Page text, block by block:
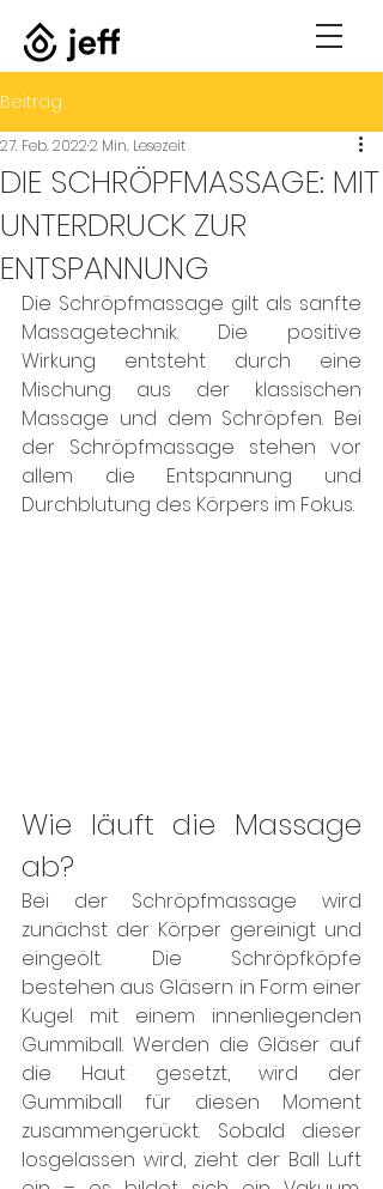
Beitrag
DIE SCHRÖPFMASSAGE: MIT
UNTERDRUCK ZUR
ENTSPANNUNG
27. Feb. 20222 Min. Lesezeit
Die Schröpfmassage gilt als sanfte
Massagetechnik. Die positive
Wirkung entsteht durch eine
Mischung aus der klassischen
Massage und dem Schröpfen. Bei
der Schröpfmassage stehen vor
allem die Entspannung und
Durchblutung des Körpers im Fokus.
Wie läuft die Massage
ab?
Bei der Schröpfmassage wird
zunächst der Körper gereinigt und
eingeölt. Die Schröpfköpfe
bestehen aus Gläsern in Form einer
Kugel mit einem innenliegenden
Gummiball. Werden die Gläser auf
die Haut gesetzt, wird der
Gummiball für diesen Moment
zusammengerückt. Sobald dieser
losgelassen wird, zieht der Ball Luft